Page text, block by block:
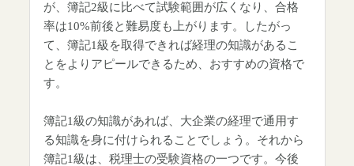
が、簿記2級に比べて試験範囲が広くなり、合格
率は10%前後と難易度も上がります。したがっ
て、簿記1級を取得できれば経理の知識があるこ
とをよりアピールできるため、おすすめの資格で
す。
簿記1級の知識があれば、大企業の経理で通用す
る知識を身に付けられることでしょう。それから
簿記1級は、税理士の受験資格の一つです。今後